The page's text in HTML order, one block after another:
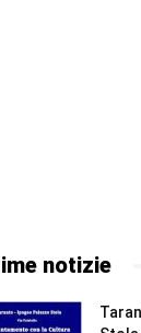
notizie